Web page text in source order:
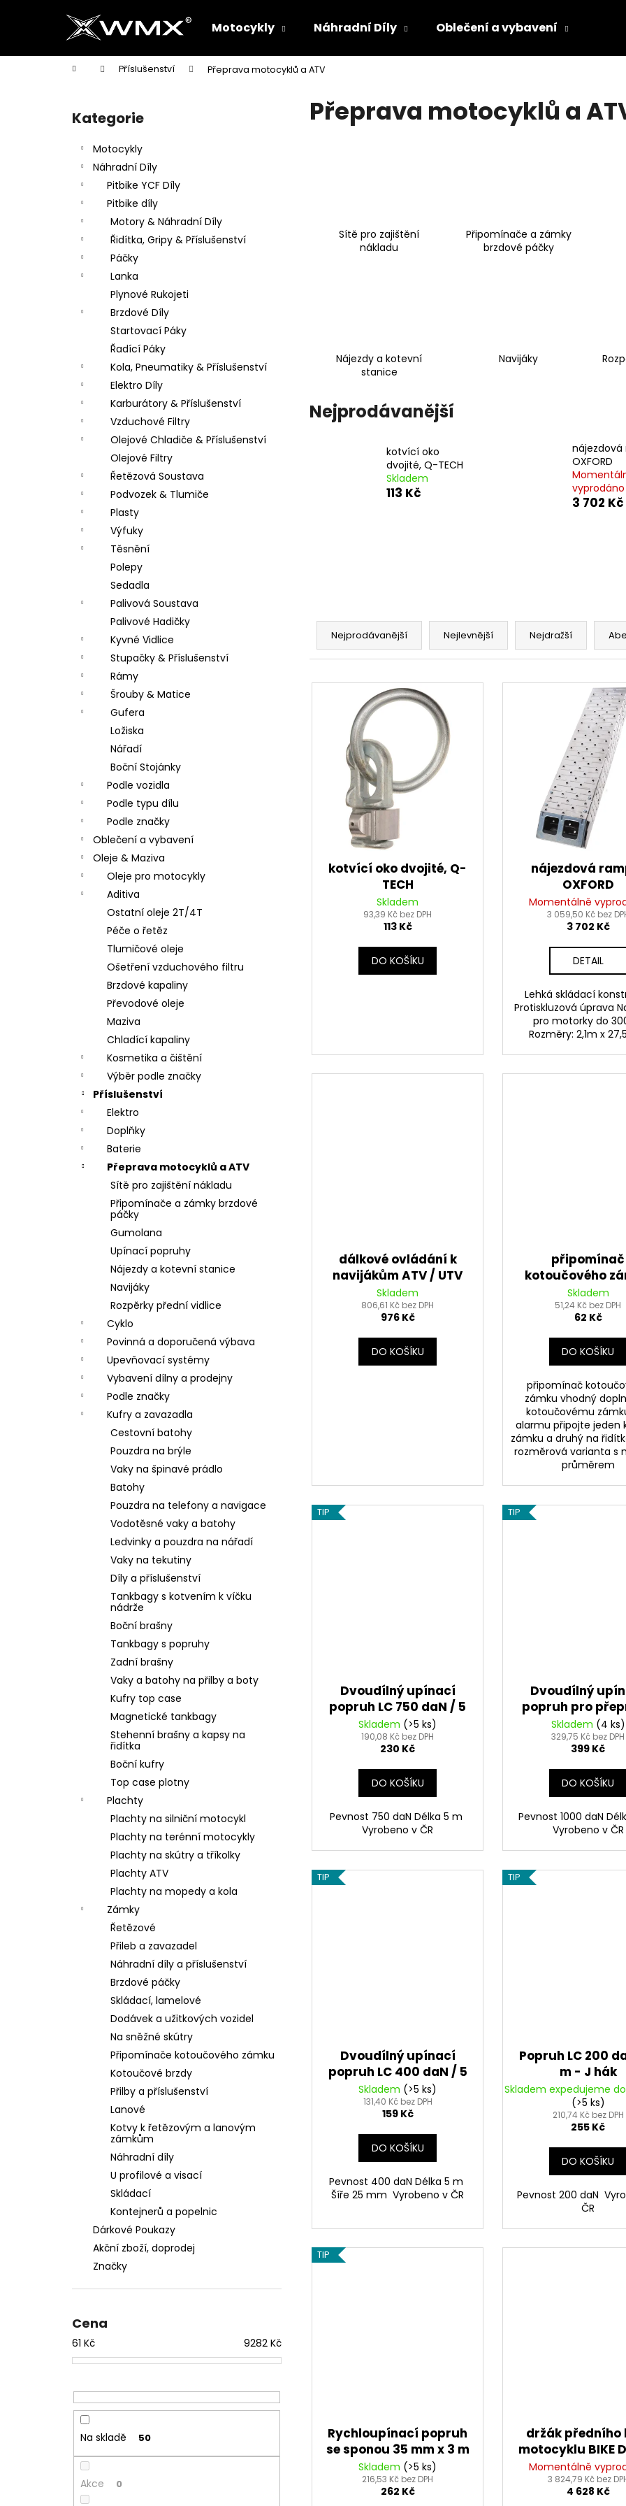
Motocykly Náhradní Díly Oblečení a vybavení
Domů Příslušenství Přeprava motocyklů a ATV
Přeskočit
kategorie
Kategorie
Motocykly
Náhradní Díly
Pitbike YCF Díly
Pitbike díly
Motory & Náhradní Díly
Řidítka, Gripy & Příslušenství
Páčky
Lanka
Plynové Rukojeti
Brzdové Díly
Startovací Páky
Řadící Páky
Kola, Pneumatiky & Příslušenství
Elektro Díly
Karburátory & Příslušenství
Vzduchové Filtry
Olejové Chladiče & Příslušenství
Olejové Filtry
Řetězová Soustava
Podvozek & Tlumiče
Plasty
Výfuky
Těsnění
Polepy
Sedadla
Palivová Soustava
Palivové Hadičky
Kyvné Vidlice
Stupačky & Příslušenství
Rámy
Šrouby & Matice
Gufera
Ložiska
Nářadí
Boční Stojánky
Podle vozidla
Podle typu dílu
Podle značky
Oblečení a vybavení
Oleje & Maziva
Oleje pro motocykly
Aditiva
Ostatní oleje 2T/4T
Péče o řetěz
Tlumičové oleje
Ošetření vzduchového filtru
Brzdové kapaliny
Převodové oleje
Maziva
Chladící kapaliny
Kosmetika a čištění
Výběr podle značky
Příslušenství
Elektro
Doplňky
Baterie
Přeprava motocyklů a ATV
Sítě pro zajištění nákladu
Připomínače a zámky brzdové
páčky
Gumolana
Upínací popruhy
Nájezdy a kotevní stanice
Navijáky
Rozpěrky přední vidlice
Cyklo
Povinná a doporučená výbava
Upevňovací systémy
Vybavení dílny a prodejny
Podle značky
Kufry a zavazadla
Cestovní batohy
Pouzdra na brýle
Vaky na špinavé prádlo
Batohy
Pouzdra na telefony a navigace
Vodotěsné vaky a batohy
Ledvinky a pouzdra na nářadí
Vaky na tekutiny
Díly a příslušenství
Tankbagy s kotvením k víčku
nádrže
Boční brašny
Tankbagy s popruhy
Zadní brašny
Vaky a batohy na přilby a boty
Kufry top case
Magnetické tankbagy
Stehenní brašny a kapsy na
řidítka
Boční kufry
Top case plotny
Plachty
Plachty na silniční motocykl
Plachty na terénní motocykly
Plachty na skútry a tříkolky
Plachty ATV
Plachty na mopedy a kola
Zámky
Řetězové
Přileb a zavazadel
Náhradní díly a příslušenství
Brzdové páčky
Skládací, lamelové
Dodávek a užitkových vozidel
Na sněžné skútry
Připomínače kotoučového zámku
Kotoučové brzdy
Přilby a příslušenství
Lanové
Kotvy k řetězovým a lanovým
zámkům
Náhradní díly
U profilové a visací
Skládací
Kontejnerů a popelnic
Dárkové Poukazy
Akční zboží, doprodej
Značky
Cena
61 Kč 9282 Kč
Na skladě 50
Akce 0
Přeprava motocyklů a
Sítě pro zajištění
nákladu
Připomínače a zámky
brzdové páčky
Nájezdy a kotevní
stanice
Navijáky
Nejprodávanější
kotvící oko
dvojité, Q-TECH
Skladem
113 Kč
nájezdová
OXFORD
vyprodáno
3 702 Kč
Ř
z
Nejprodávanější Nejlevnější Nejdražší
V
kotvící oko dvojité, Q-
TECH
Skladem
93,39 Kč bez DPH
113 Kč
DO KOŠÍKU
nájezdová
OXFORD
Momentálně
3 059,50 Kč bez
3 702 Kč
DETAIL
Lehká skládací
Protiskluzová úprava
pro motorky do
Rozměry: 2,1m x
dálkové ovládání k
navijákům ATV / UTV
Skladem
806,61 Kč bez DPH
976 Kč
DO KOŠÍKU
připomínač
kotoučového
MINI MINDER
OXFORD (reflexní
průměr lanka 2,5
ks, balený
zdrhovadlem)
Skladem
51,24 Kč bez DPH
62 Kč
DO KOŠÍKU
připomínač
zámku vhodný
kotoučovému
alarmu připojte jeden
zámku a druhý na
rozměrová varianta s
průměrem
TIP
Dvoudílný upínací
popruh LC 750 daN / 5
m
Skladem (>5 ks)
190,08 Kč bez DPH
230 Kč
DO KOŠÍKU
Pevnost 750 daN Délka 5 m
Vyrobeno v ČR
TIP
Dvoudílný
popruh pro
motorek 1000
Skladem (4 ks)
329,75 Kč bez DPH
399 Kč
DO KOŠÍKU
Pevnost 1000 daN
Vyrobeno v ČR
TIP
Dvoudílný upínací
popruh LC 400 daN / 5
m
Skladem (>5 ks)
131,40 Kč bez DPH
159 Kč
DO KOŠÍKU
Pevnost 400 daN Délka 5 m
Šíře 25 mm Vyrobeno v ČR
TIP
Popruh LC 200
m - J hák
Skladem expedujeme
(>5 ks)
210,74 Kč bez DPH
255 Kč
DO KOŠÍKU
Pevnost 200 daN
ČR
TIP
Rychloupínací popruh
se sponou 35 mm x 3 m
Skladem (>5 ks)
216,53 Kč bez DPH
262 Kč
držák předního
motocyklu BIKE
OXFORD
Momentálně
3 824,79 Kč bez
4 628 Kč
í
Zpět
do
Zpět
do
Co potřebujete najít?
PITBIKE SPOJKOVÉ LANKO 94CM, VÝSUV
6CM STOMP, DEMONX ,WPB
180 Kč
120 Kč